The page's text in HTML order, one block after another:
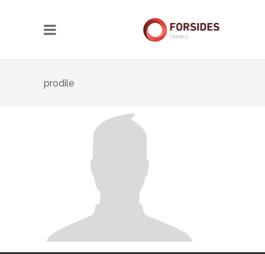
prodile